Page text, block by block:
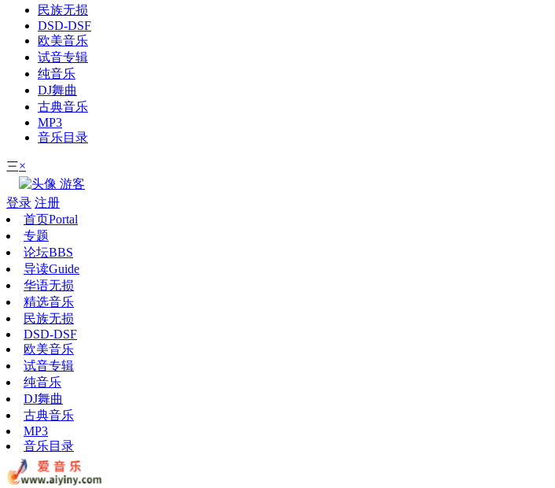
民族无损
DSD-DSF
欧美音乐
试音专辑
纯音乐
DJ舞曲
古典音乐
MP3
音乐目录
三×
游客
登录 注册
首页Portal
专题
论坛BBS
导读Guide
华语无损
精选音乐
民族无损
DSD-DSF
欧美音乐
试音专辑
纯音乐
DJ舞曲
古典音乐
MP3
音乐目录